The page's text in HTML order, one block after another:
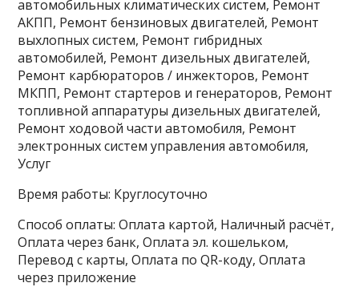
автомобильных климатических систем, Ремонт
АКПП, Ремонт бензиновых двигателей, Ремонт
выхлопных систем, Ремонт гибридных
автомобилей, Ремонт дизельных двигателей,
Ремонт карбюраторов / инжекторов, Ремонт
МКПП, Ремонт стартеров и генераторов, Ремонт
топливной аппаратуры дизельных двигателей,
Ремонт ходовой части автомобиля, Ремонт
электронных систем управления автомобиля,
Услуг
Время работы: Круглосуточно
Способ оплаты: Оплата картой, Наличный расчёт,
Оплата через банк, Оплата эл. кошельком,
Перевод с карты, Оплата по QR-коду, Оплата
через приложение